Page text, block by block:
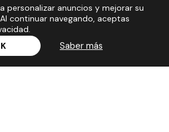
personalizar anuncios y mejorar su
continuar navegando, aceptas
Saber más